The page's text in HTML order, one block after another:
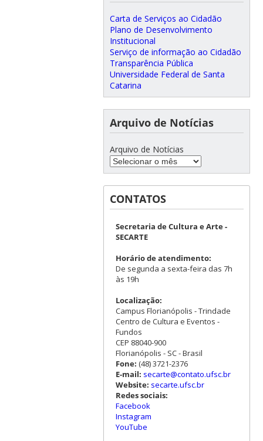
Carta de Serviços ao Cidadão
Plano de Desenvolvimento
Institucional
Serviço de informação ao Cidadão
Transparência Pública
Universidade Federal de Santa
Catarina
Arquivo de Notícias
Arquivo de Notícias
CONTATOS
Secretaria de Cultura e Arte -
SECARTE
Horário de atendimento:
De segunda a sexta-feira das 7h
às 19h
Localização:
Campus Florianópolis - Trindade
Centro de Cultura e Eventos -
Fundos
CEP 88040-900
Florianópolis - SC - Brasil
Fone: (48) 3721-2376
E-mail: secarte@contato.ufsc.br
Website: secarte.ufsc.br
Redes sociais:
Facebook
Instagram
YouTube